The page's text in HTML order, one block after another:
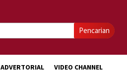
Pencarian
ADVERTORIAL VIDEO CHANNEL